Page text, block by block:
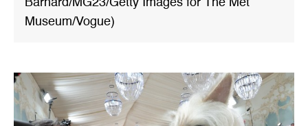
Museum/Vogue)